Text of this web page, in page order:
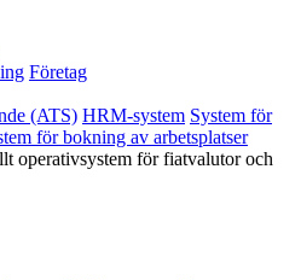
Företag
(ATS) HRM-system System för
för bokning av arbetsplatser
operativsystem för fiatvalutor och